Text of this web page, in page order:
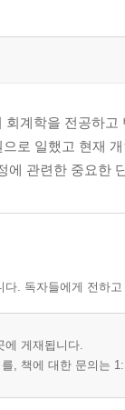
투표 · 스마트매
전쟁은 끝나지 않
신장비 시스템 구
거 발생국 대조표
스트…286
회계학을 전공하
로 일했고 현재
에 관련한 중요한
. 독자들에게 전하
에 게재됩니다.
, 책에 대한 문의는